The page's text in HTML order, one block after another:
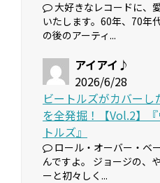
大好きなレコードに、
いたします。60年、70年
の後のアーティ...
アイアイ♪
2026/6/28
ビートルズがカバーし
を全発掘！【Vol.2】
トルズ』
ロール・オーバー・ベ
んですよ。 ジョージの、
ーと初々しく...